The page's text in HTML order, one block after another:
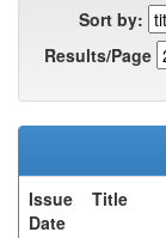
Sort by:
Results/Page
Issue
Date
Title